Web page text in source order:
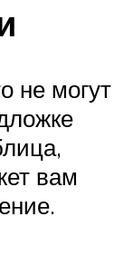
не могут
вам